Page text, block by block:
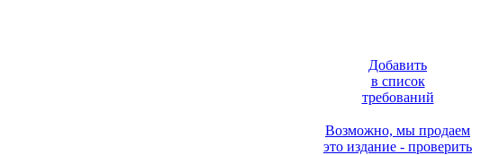
Добавить
в список
требований
Возможно, мы продаем
это издание - проверить